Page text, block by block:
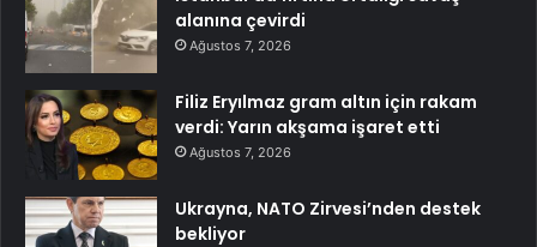
alanına çevirdi
Ağustos 7, 2026
Filiz Eryılmaz gram altın için rakam
verdi: Yarın akşama işaret etti
Ağustos 7, 2026
Ukrayna, NATO Zirvesi’nden destek
bekliyor